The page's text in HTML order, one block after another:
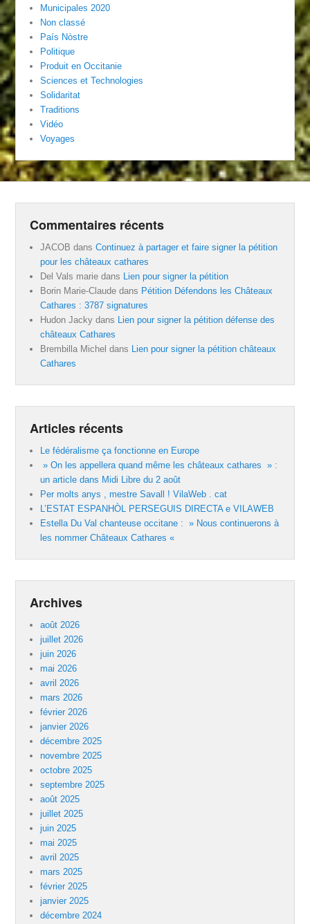
Municipales 2020
Non classé
País Nòstre
Politique
Produit en Occitanie
Sciences et Technologies
Solidaritat
Traditions
Vidéo
Voyages
Commentaires récents
JACOB dansContinuez à partager et faire signer la pétition
pour les châteaux cathares
Del Vals marie dans Lien pour signer la pétition
Borin Marie-Claude dans Pétition Défendons les Châteaux
Cathares : 3787 signatures
Hudon Jacky dans Lien pour signer la pétition défense des
châteaux Cathares
Brembilla Michel dans Lien pour signer la pétition châteaux
Cathares
Articles récents
Le fédéralisme ça fonctionne en Europe
» On les appellera quand même les châteaux cathares » :
un article dans Midi Libre du 2 août
Per molts anys , mestre Savall ! VilaWeb . cat
L’ESTAT ESPANHÒL PERSEGUIS DIRECTA e VILAWEB
Estella Du Val chanteuse occitane : » Nous continuerons à
les nommer Châteaux Cathares «
Archives
août 2026
juillet 2026
juin 2026
mai 2026
avril 2026
mars 2026
février 2026
janvier 2026
décembre 2025
novembre 2025
octobre 2025
septembre 2025
août 2025
juillet 2025
juin 2025
mai 2025
avril 2025
mars 2025
février 2025
janvier 2025
décembre 2024